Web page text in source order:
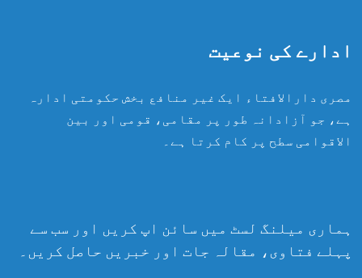
ادارے کی نوعیت
مصری دارالافتاء ایک غیر منافع بخش حکومتی ادارہ
ہے، جو آزادانہ طور پر مقامی، قومی اور بین
الاقوامی سطح پر کام کرتا ہے۔
ہماری میلنگ لسٹ میں سائن اپ کریں اور سب سے
پہلے فتاوی، مقالہ جات اور خبریں حاصل کریں۔